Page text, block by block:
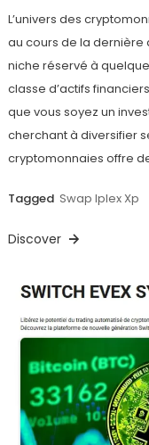
L’univers des
au cours de la dernière
niche réservé à
classe d’actifs
que vous soyez un
cherchant à diversifier
cryptomonnaies offre
Tagged Swap Iplex Xp
Discover